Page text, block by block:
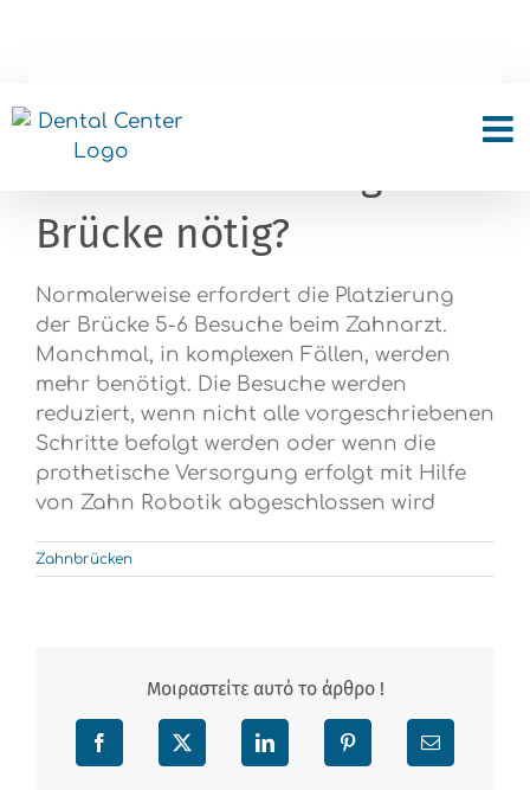
Wie viele Besuche sind
für die Platzierung einer
Brücke nötig?
Normalerweise erfordert die Platzierung
der Brücke 5-6 Besuche beim Zahnarzt.
Manchmal, in komplexen Fällen, werden
mehr benötigt. Die Besuche werden
reduziert, wenn nicht alle vorgeschriebenen
Schritte befolgt werden oder wenn die
prothetische Versorgung erfolgt mit Hilfe
von Zahn Robotik abgeschlossen wird
Zahnbrücken
Μοιραστείτε αυτό το άρθρο !
Facebook X LinkedIn Pinterest Email